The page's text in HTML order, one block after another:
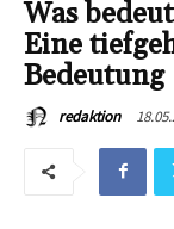
Was
Eine
Bedeutung
redaktion